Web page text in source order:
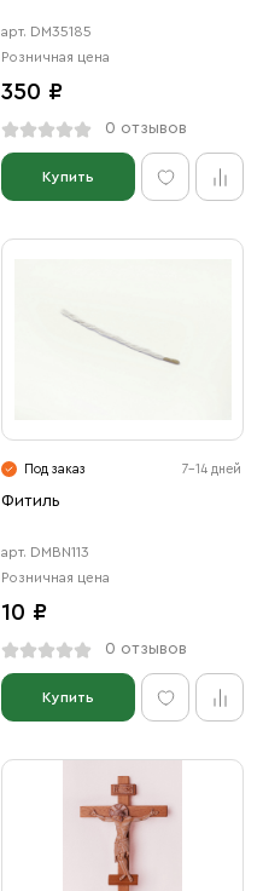
арт. DM35185
Розничная цена
350 ₽
0 отзывов
Купить
Под заказ 7-14 дней
Фитиль
арт. DMBN113
Розничная цена
10 ₽
0 отзывов
Купить